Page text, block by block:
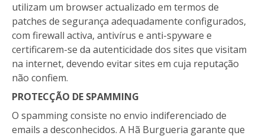
utilizam um browser actualizado em termos de
patches de segurança adequadamente configurados,
com firewall activa, antivírus e anti-spyware e
certificarem-se da autenticidade dos sites que visitam
na internet, devendo evitar sites em cuja reputação
não confiem.
PROTECÇÃO DE SPAMMING
O spamming consiste no envio indiferenciado de
emails a desconhecidos. A Hã Burgueria garante que